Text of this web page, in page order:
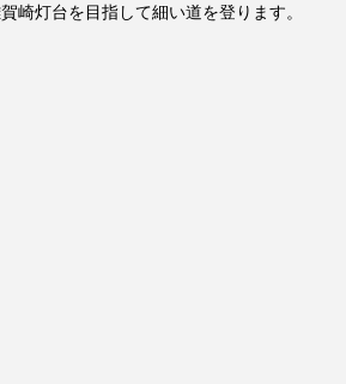
崎灯台を目指して細い道を登ります。